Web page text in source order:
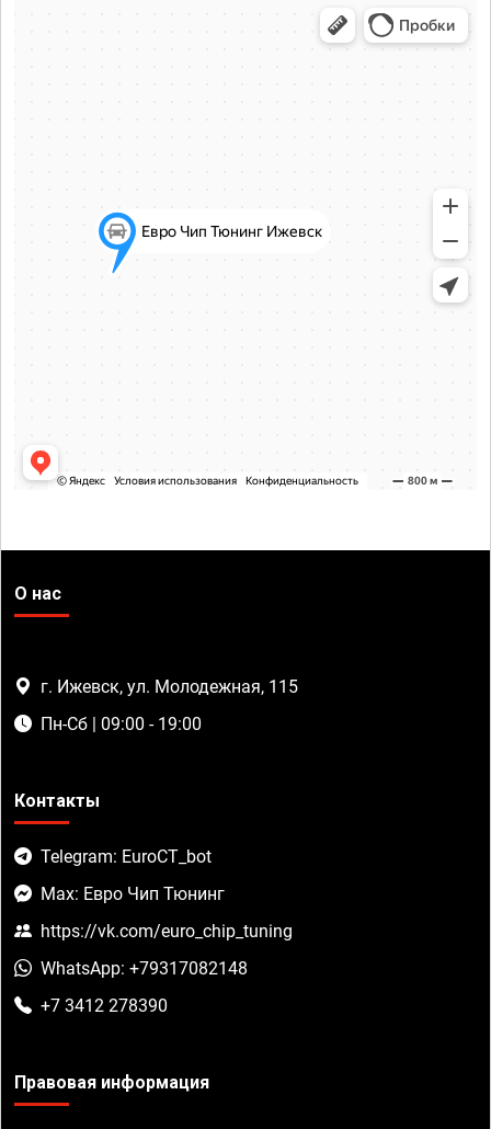
О нас
г. Ижевск, ул. Молодежная, 115
Пн-Сб | 09:00 - 19:00
Контакты
Telegram: EuroCT_bot
Max: Евро Чип Тюнинг
https://vk.com/euro_chip_tuning
WhatsApp: +79317082148
+7 3412 278390
Правовая информация